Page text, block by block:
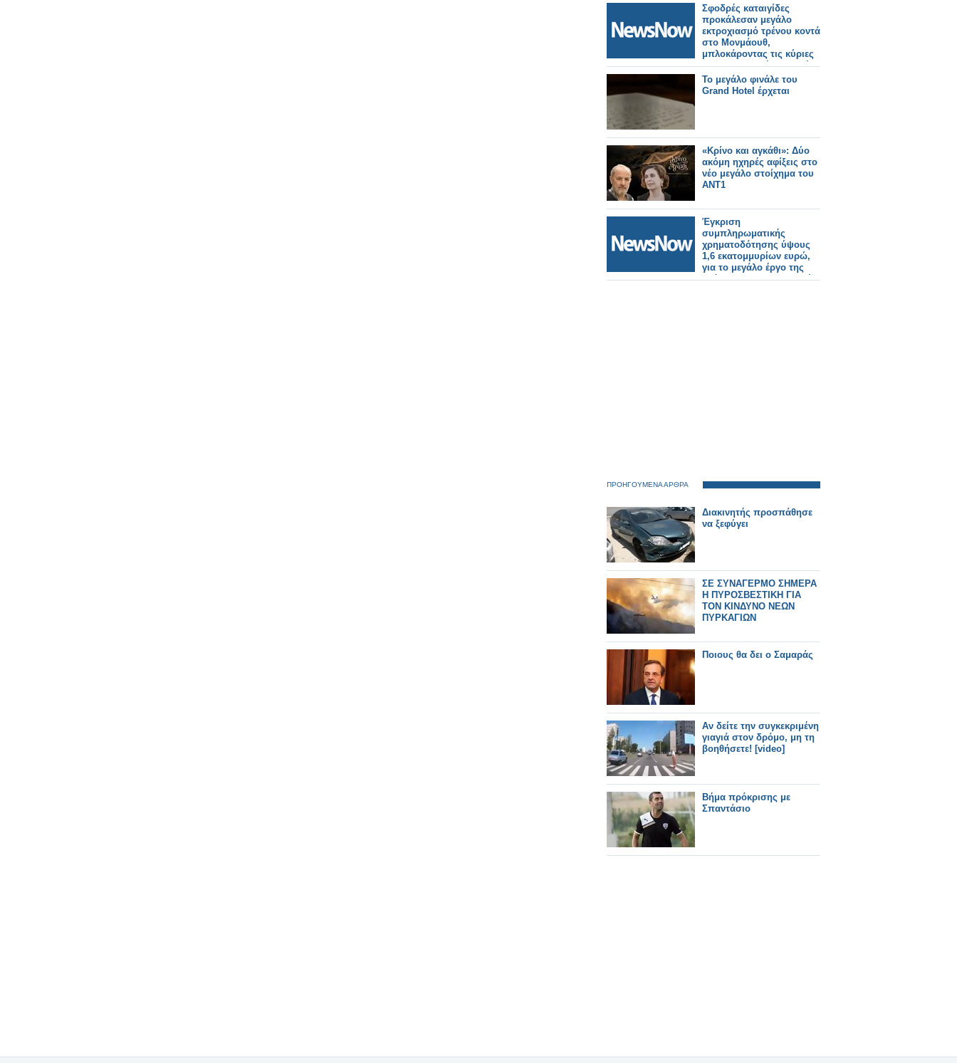
Σφοδρές καταιγίδες
προκάλεσαν μεγάλο
εκτροχιασμό τρένου κοντά
στο Μονμάουθ,
μπλοκάροντας τις κύριες
σιδηροδρομικές γραμμές
του BNSF.
Το μεγάλο φινάλε του
Grand Hotel έρχεται
«Κρίνο και αγκάθι»: Δύο
ακόμη ηχηρές αφίξεις στο
νέο μεγάλο στοίχημα του
ΑΝΤ1
Έγκριση
συμπληρωματικής
χρηματοδότησης ύψους
1,6 εκατομμυρίων ευρώ,
για το μεγάλο έργο της
ανάπλασης της κεντρικής
ΠΡΟΗΓΟΥΜΕΝΑ ΑΡΘΡΑ
Διακινητής προσπάθησε
να ξεφύγει
ΣΕ ΣΥΝΑΓΕΡΜΟ ΣΗΜΕΡΑ
Η ΠΥΡΟΣΒΕΣΤΙΚΗ ΓΙΑ
ΤΟΝ ΚΙΝΔΥΝΟ ΝΕΩΝ
ΠΥΡΚΑΓΙΩΝ
Ποιους θα δει ο Σαμαράς
Αν δείτε την συγκεκριμένη
γιαγιά στον δρόμο, μη τη
βοηθήσετε! [video]
Βήμα πρόκρισης με
Σπαντάσιο